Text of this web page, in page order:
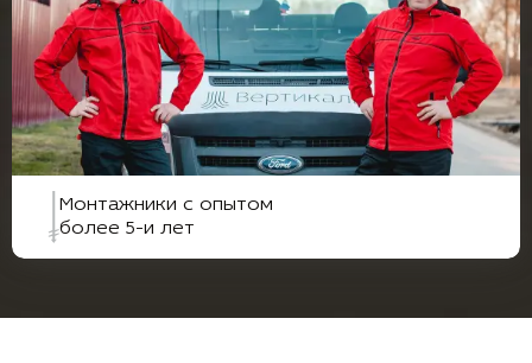
Монтажники с опытом
более 5-и лет